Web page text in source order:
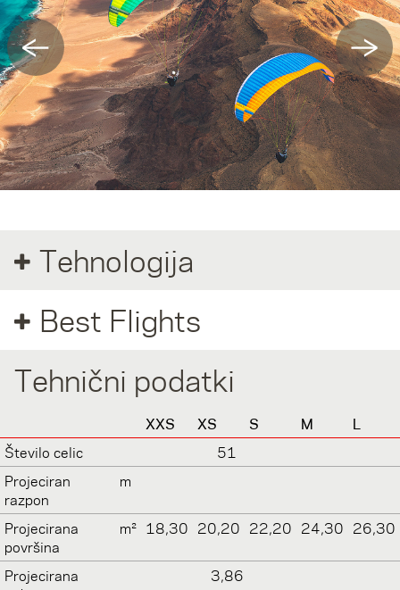
← →
Tehnologija
Best Flights
Tehnični podatki
XXS XS S M
L
Število celic
51
Projeciran
razpon
m
Projecirana
površina
m² 18,30 20,20 22,20 24,30 26,30
Projecirana
3,86